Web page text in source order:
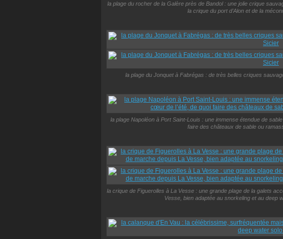
la plage du rocher de la Galère près de Bandol : une jolie crique
la crique du port d’Alon et de la
la plage du Jonquet à Fabrégas : de très belles criques
la plage Napoléon à Port Saint-Louis : une immense étendue de
faire des châteaux de sable ou
la crique de Figuerolles à La Vesse : une grande plage de la galets
Vesse, bien adaptée au snorkeling et au deep